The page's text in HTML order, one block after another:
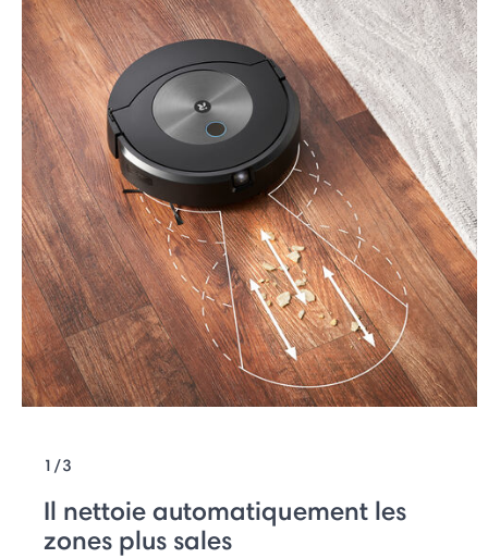
1/3
Il nettoie automatiquement les
zones plus sales